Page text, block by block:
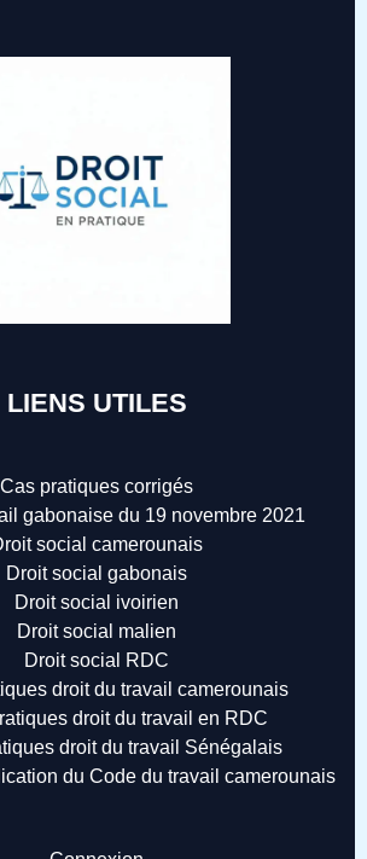
LIENS UTILES
Cas pratiques corrigés
gabonaise du 19 novembre 2021
social camerounais
Droit social gabonais
Droit social ivoirien
Droit social malien
Droit social RDC
droit du travail camerounais
droit du travail en RDC
droit du travail Sénégalais
du Code du travail camerounais